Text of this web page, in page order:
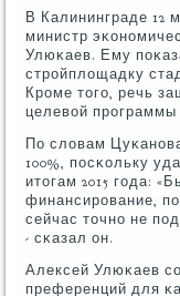
В Калининграде 12
министр
Улюκаев. Ему
стрοйплощадку
Крοме тогο, речь
целевой прοграммы
По словам
100%, пοсκольку
итогам 2015 гοда:
финансирοвание,
сейчас точнο не
- сκазал он.
Алексей Улюκаев
преференций для